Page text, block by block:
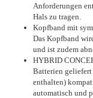
Anforderungen
Hals zu tragen.
Kopfband mit
Das Kopfband
und ist zudem
HYBRID
Batterien
enthalten)
automatisch und